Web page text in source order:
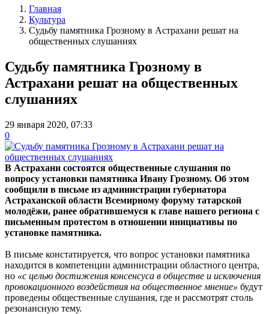
Главная
Культура
Судьбу памятника Грозному в Астрахани решат на
общественных слушаниях
Судьбу памятника Грозному в
Астрахани решат на общественных
слушаниях
29 января 2020, 07:33
0
В Астрахани состоятся общественные слушания по
вопросу установки памятника Ивану Грозному. Об этом
сообщили в письме из администрации губернатора
Астраханской области Всемирному форуму татарской
молодёжи, ранее обратившемуся к главе нашего региона с
письменным протестом в отношении инициативы по
установке памятника.
В письме констатируется, что вопрос установки памятника
находится в компетенции администрации областного центра,
но «с целью достижения консенсуса в обществе и исключения
провокационного воздействия на общественное мнение» будут
проведены общественные слушания, где и рассмотрят столь
резонансную тему.